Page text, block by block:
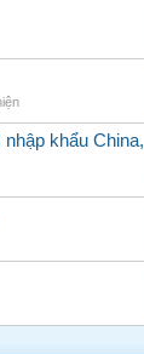
khẩu China,